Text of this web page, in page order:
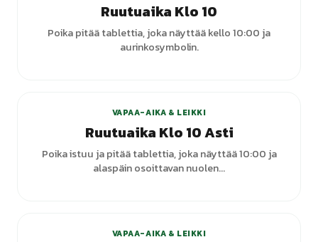
Ruutuaika Klo 10
Poika pitää tablettia, joka näyttää kello 10:00 ja
aurinkosymbolin.
VAPAA-AIKA & LEIKKI
Ruutuaika Klo 10 Asti
Poika istuu ja pitää tablettia, joka näyttää 10:00 ja
alaspäin osoittavan nuolen...
VAPAA-AIKA & LEIKKI